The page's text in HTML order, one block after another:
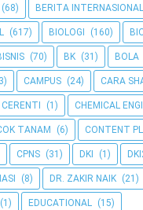
(68) BERITA INTERNASIONAL
(617) BIOLOGI (160)
(70) BK (31) BOLA
CAMPUS (24) CARA
CERENTI (1) CHEMICAL
TANAM (6) CONTENT
CPNS (31) DKI (1)
(8) DR. ZAKIR NAIK (21)
(1) EDUCATIONAL (15)